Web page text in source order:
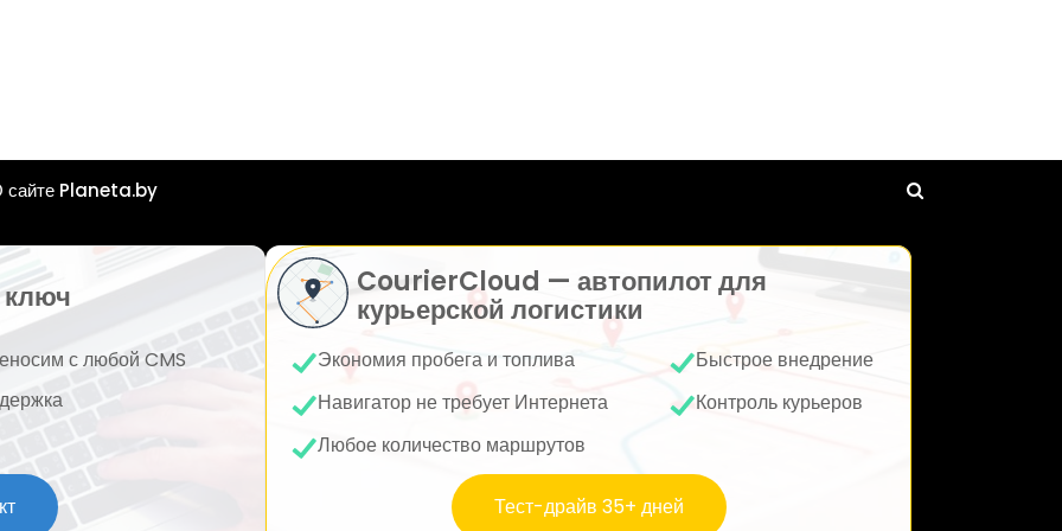
сайте Planeta.by
с любой CMS
CourierCloud — автопилот для
курьерской логистики
Экономия пробега и топлива
Быстрое внедрение
Навигатор не требует Интернета
Контроль курьеров
Любое количество маршрутов
Тест-драйв 35+ дней